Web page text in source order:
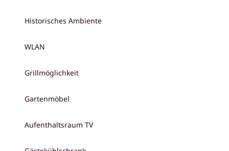
Historisches Ambiente
WLAN
Grillmöglichkeit
Gartenmöbel
Aufenthaltsraum TV